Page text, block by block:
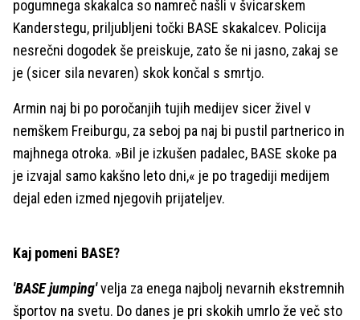
pogumnega skakalca so namreč našli v švicarskem
Kanderstegu, priljubljeni točki BASE skakalcev. Policija
nesrečni dogodek še preiskuje, zato še ni jasno, zakaj se
je (sicer sila nevaren) skok končal s smrtjo.
Armin naj bi po poročanjih tujih medijev sicer živel v
nemškem Freiburgu, za seboj pa naj bi pustil partnerico in
majhnega otroka. »Bil je izkušen padalec, BASE skoke pa
je izvajal samo kakšno leto dni,« je po tragediji medijem
dejal eden izmed njegovih prijateljev.
Kaj pomeni BASE?
'BASE jumping'velja za enega najbolj nevarnih ekstremnih
športov na svetu. Do danes je pri skokih umrlo že več sto